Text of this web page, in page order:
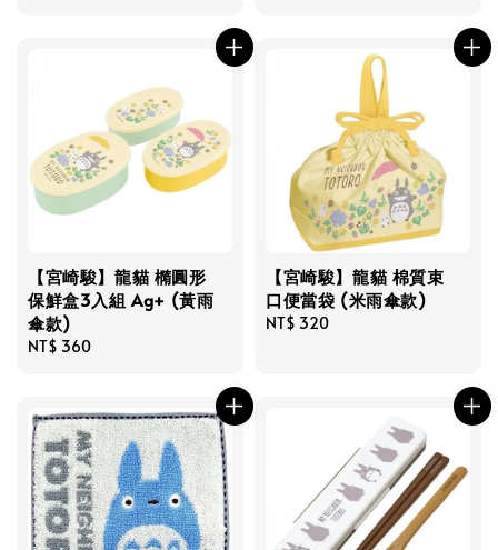
【宮崎駿】龍貓 橢圓形
保鮮盒3入組 Ag+ (黃雨
傘款)
Regular
NT$ 360
【宮崎駿】龍貓 棉質束
口便當袋 (米雨傘款)
Regular
NT$ 320